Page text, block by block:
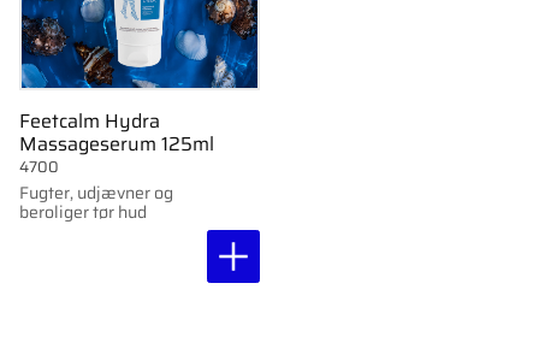
Feetcalm Hydra
Massageserum 125ml
Fugter, udjævner og
beroliger tør hud
4700